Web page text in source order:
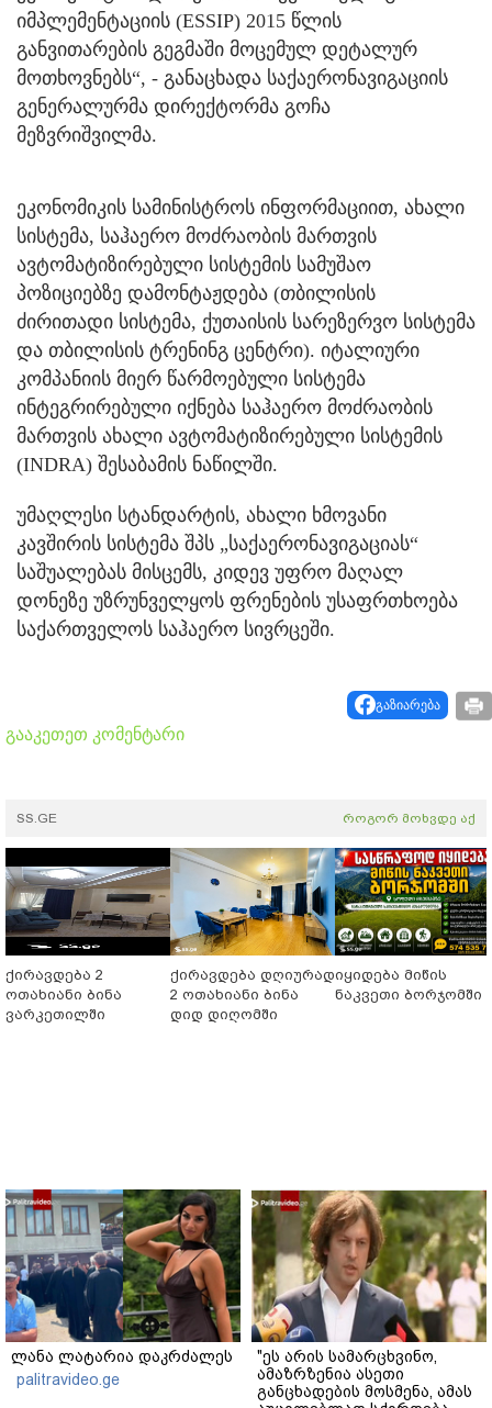
იმპლემენტაციის (ESSIP) 2015 წლის
განვითარების გეგმაში მოცემულ დეტალურ
მოთხოვნებს“, - განაცხადა საქაერონავიგაციის
გენერალურმა დირექტორმა გოჩა
მეზვრიშვილმა.
ეკონომიკის სამინისტროს ინფორმაციით, ახალი
სისტემა, საჰაერო მოძრაობის მართვის
ავტომატიზირებული სისტემის სამუშაო
პოზიციებზე დამონტაჟდება (თბილისის
ძირითადი სისტემა, ქუთაისის სარეზერვო სისტემა
და თბილისის ტრენინგ ცენტრი). იტალიური
კომპანიის მიერ წარმოებული სისტემა
ინტეგრირებული იქნება საჰაერო მოძრაობის
მართვის ახალი ავტომატიზირებული სისტემის
(INDRA) შესაბამის ნაწილში.
უმაღლესი სტანდარტის, ახალი ხმოვანი
კავშირის სისტემა შპს „საქაერონავიგაციას“
საშუალებას მისცემს, კიდევ უფრო მაღალ
დონეზე უზრუნველყოს ფრენების უსაფრთხოება
საქართველოს საჰაერო სივრცეში.
გაზიარება
გააკეთეთ კომენტარი
SS.GE როგორ მოხვდე აქ
ქირავდება 2
ოთახიანი ბინა
ვარკეთილში
ქირავდება დღიურად
2 ოთახიანი ბინა
დიდ დიღომში
იყიდება მიწის
ნაკვეთი ბორჯომში
ლანა ლატარია დაკრძალეს
palitravideo.ge
"ეს არის სამარცხვინო,
ამაზრზენია ასეთი
განცხადების მოსმენა, ამას